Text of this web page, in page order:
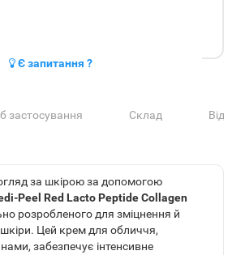
Є запитання ?
застосування Склад
за шкірою за допомогою
Peel Red Lacto Peptide Collagen
розробленого для зміцнення й
Цей крем для обличчя,
забезпечує інтенсивне